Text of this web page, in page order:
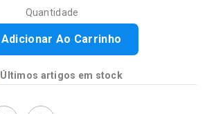
Quantidade
Adicionar Ao Carrinho
Últimos artigos em stock